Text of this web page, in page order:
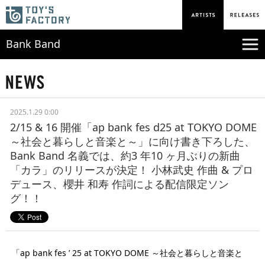
Bank Band
2025.1.29 0:00
2/15 & 16 開催「ap bank fes d25 at TOKYO DOME
～社会と暮らしと音楽と～」に向け書き下ろした、
Bank Band 名義では、約3 年10 ヶ月ぶりの新曲
「カラ」のリリースが決定！ 小林武史 作曲 & プロ
デュース、櫻井 和寿 作詞による配信限定ソン
グ！！
「ap bank fes ’ 25 at TOKYO DOME ～社会と暮らしと音楽と